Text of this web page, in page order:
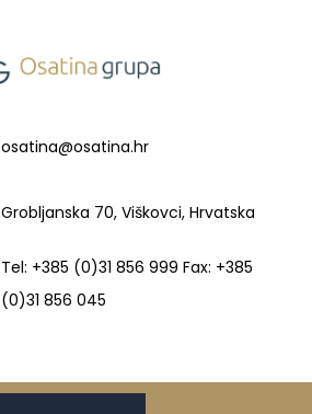
osatina@osatina.hr
Grobljanska 70, Viškovci, Hrvatska
Tel: +385 (0)31 856 999 Fax: +385
(0)31 856 045